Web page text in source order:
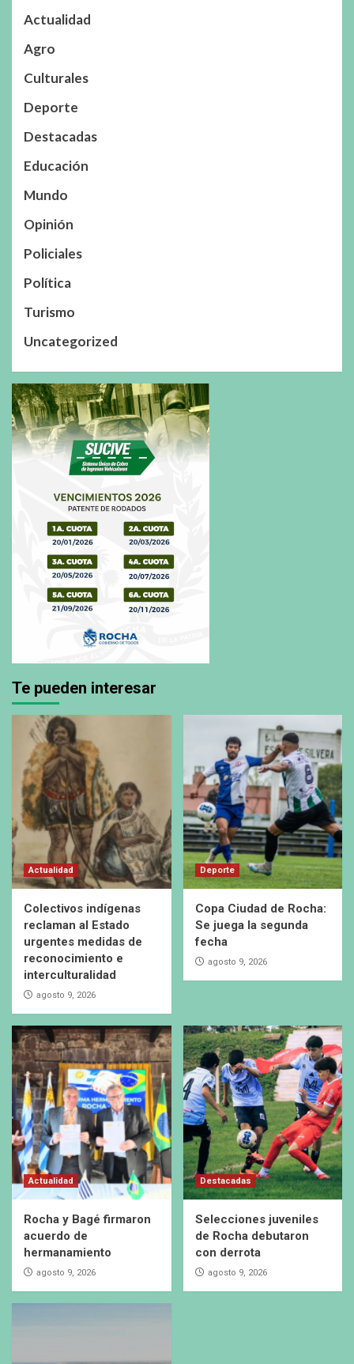
Actualidad
Agro
Culturales
Deporte
Destacadas
Educación
Mundo
Opinión
Policiales
Política
Turismo
Uncategorized
Te pueden interesar
Actualidad
Colectivos indígenas
reclaman al Estado
urgentes medidas de
reconocimiento e
interculturalidad
agosto 9, 2026
Deporte
Copa Ciudad de Rocha:
Se juega la segunda
fecha
agosto 9, 2026
Actualidad
Rocha y Bagé firmaron
acuerdo de
hermanamiento
agosto 9, 2026
Destacadas
Selecciones juveniles
de Rocha debutaron
con derrota
agosto 9, 2026